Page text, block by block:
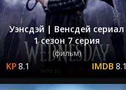
Уэнсдэй | Венсдей сериал
1 сезон 7 серия
(фильм)
8.1 8.1